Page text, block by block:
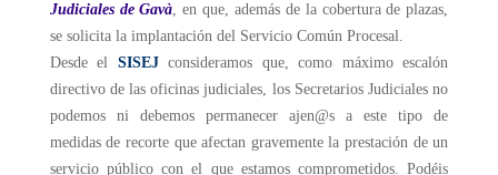
Judiciales de Gavà, en que, además de la cobertura de plazas,
se solicita la implantación del Servicio Común Procesal.
Desde el SISEJconsideramos que, como máximo escalón
directivo de las oficinas judiciales, los Secretarios Judiciales no
podemos ni debemos permanecer ajen@s a este tipo de
medidas de recorte que afectan gravemente la prestación de un
servicio público con el que estamos comprometidos. Podéis